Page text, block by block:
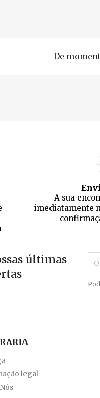
De
A sua
imediatamente
últimas
legal